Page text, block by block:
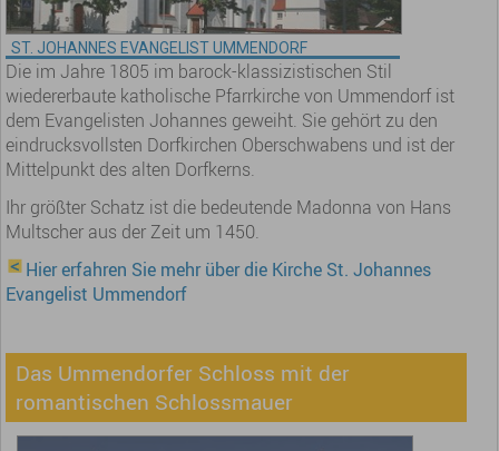
ST. JOHANNES EVANGELIST UMMENDORF
Die im Jahre 1805 im barock-klassizistischen Stil
wiedererbaute katholische Pfarrkirche von Ummendorf ist
dem Evangelisten Johannes geweiht. Sie gehört zu den
eindrucksvollsten Dorfkirchen Oberschwabens und ist der
Mittelpunkt des alten Dorfkerns.
Ihr größter Schatz ist die bedeutende Madonna von Hans
Multscher aus der Zeit um 1450.
Hier erfahren Sie mehr über die Kirche St. Johannes
Evangelist Ummendorf
Das Ummendorfer Schloss mit der
romantischen Schlossmauer